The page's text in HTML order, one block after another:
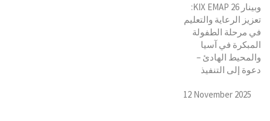
وبينار KIX EMAP 26:
تعزيز الرعاية والتعليم
في مرحلة الطفولة
المبكرة في آسيا
والمحيط الهادئ –
دعوة إلى التنفيذ
12 November 2025